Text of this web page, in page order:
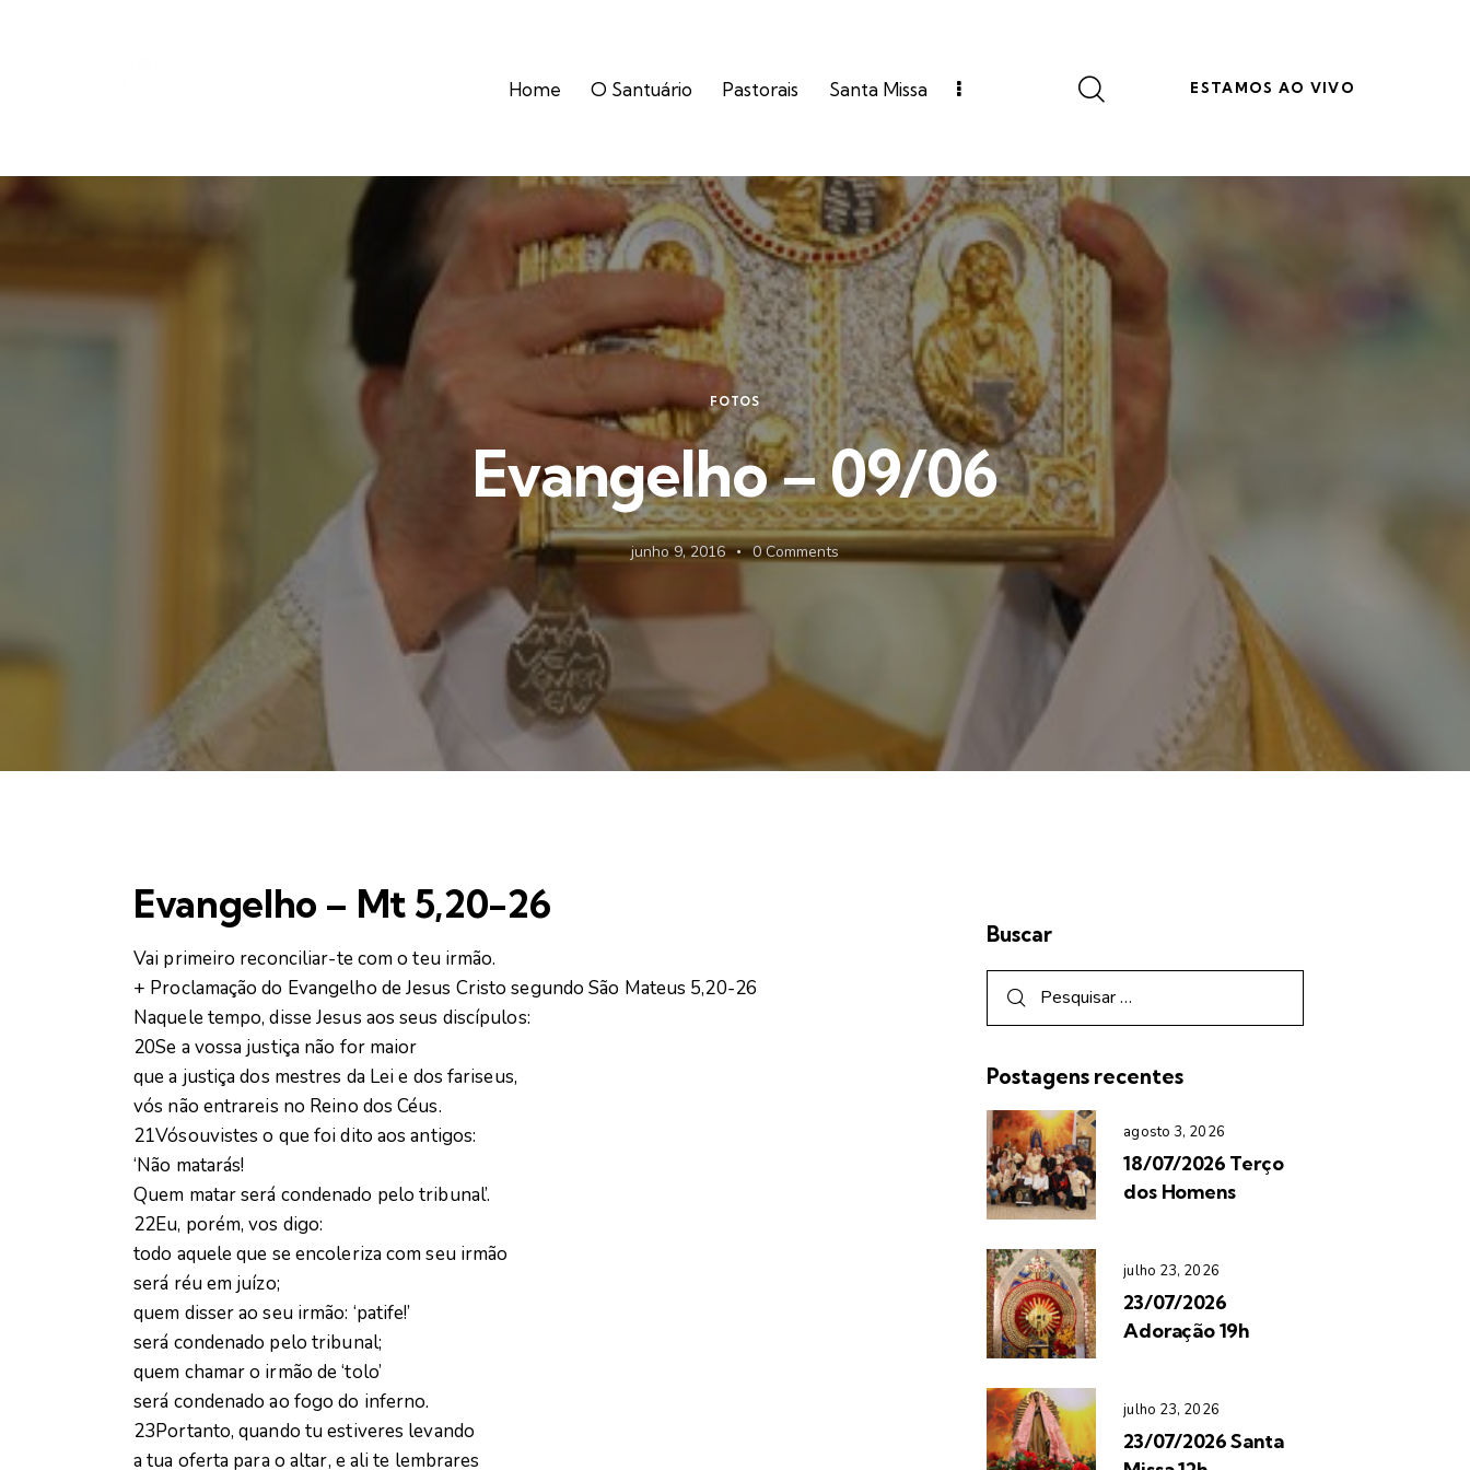
Home O Santuário Pastorais Santa Missa ESTAMOS AO VIVO
FOTOS
Evangelho – 09/06
junho 9, 2016 0 Comments
Evangelho – Mt 5,20-26
Vai primeiro reconciliar-te com o teu irmão.
+ Proclamação do Evangelho de Jesus Cristo segundo São Mateus 5,20-26
Naquele tempo, disse Jesus aos seus discípulos:
20Se a vossa justiça não for maior
que a justiça dos mestres da Lei e dos fariseus,
vós não entrareis no Reino dos Céus.
21Vósouvistes o que foi dito aos antigos:
‘Não matarás!
Quem matar será condenado pelo tribunal’.
22Eu, porém, vos digo:
todo aquele que se encoleriza com seu irmão
será réu em juízo;
quem disser ao seu irmão: ‘patife!’
será condenado pelo tribunal;
quem chamar o irmão de ‘tolo’
será condenado ao fogo do inferno.
23Portanto, quando tu estiveres levando
a tua oferta para o altar, e ali te lembrares
Buscar
Postagens recentes
agosto 3, 2026
18/07/2026 Terço
dos Homens
julho 23, 2026
23/07/2026
Adoração 19h
julho 23, 2026
23/07/2026 Santa